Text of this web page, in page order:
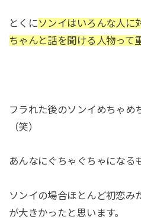
とくにソンイはいろんな人に
ちゃんと話を聞ける人物って
フラれた後のソンイめちゃめ
（笑）
あんなにぐちゃぐちゃになる
ソンイの場合ほとんど初恋み
が大きかったと思います。